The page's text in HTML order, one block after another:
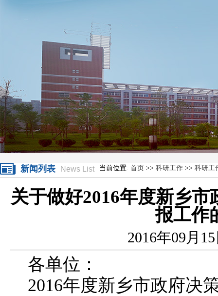
新闻列表 News List 当前位置: 首页 >> 科研工作 >> 科研工
关于做好2016年度新乡
报工作
2016年09月
各单位：
2016年度新乡市政府决